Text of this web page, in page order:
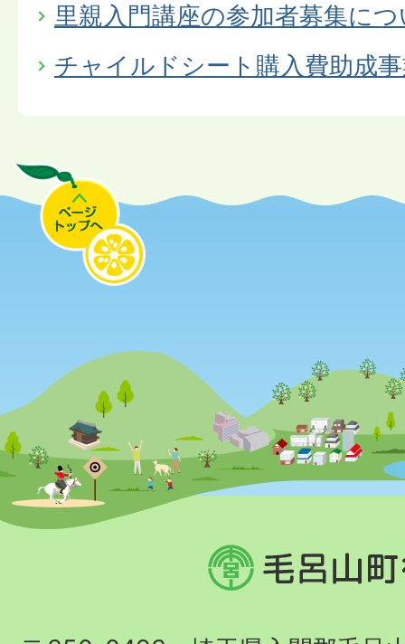
里親入門講座の参加者募集に
チャイルドシート購入費助成
毛
呂